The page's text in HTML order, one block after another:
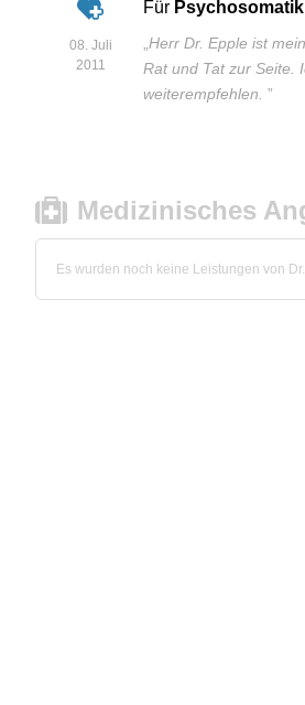
08. Juli
2011
Für Psychosomatik
„Herr Dr. Epple ist
Rat und Tat zur Seite.
weiterempfehlen. ”
Medizinisches
Es wurden noch keine Leistungen von